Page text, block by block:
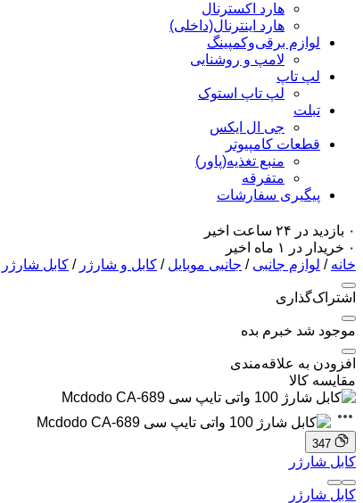
هارد اکسترنال
هارد اینترنال(داخلی)
لوازم برقی‌وکمپینگ
لامپ و روشنایی
لپ تاپ
لپ تاپ استوک
تبلت
جی ال ایکس
قطعات کامپیوتر
منبع تغذیه(پاور)
متفرقه
پیگیری سفارشات
۰ بازدید در ۲۴ ساعت اخیر
۰ خریدار در ۱ ماه اخیر
خانه / لوازم جانبی / جانبی موبایل / کابل و شارژر / کابل شارژر
اشتراک‌گذاری
موجود شد خبرم بده
افزودن به علاقه‌مندی
مقایسه کالا
347
کابل شارژر
کابل شارژر